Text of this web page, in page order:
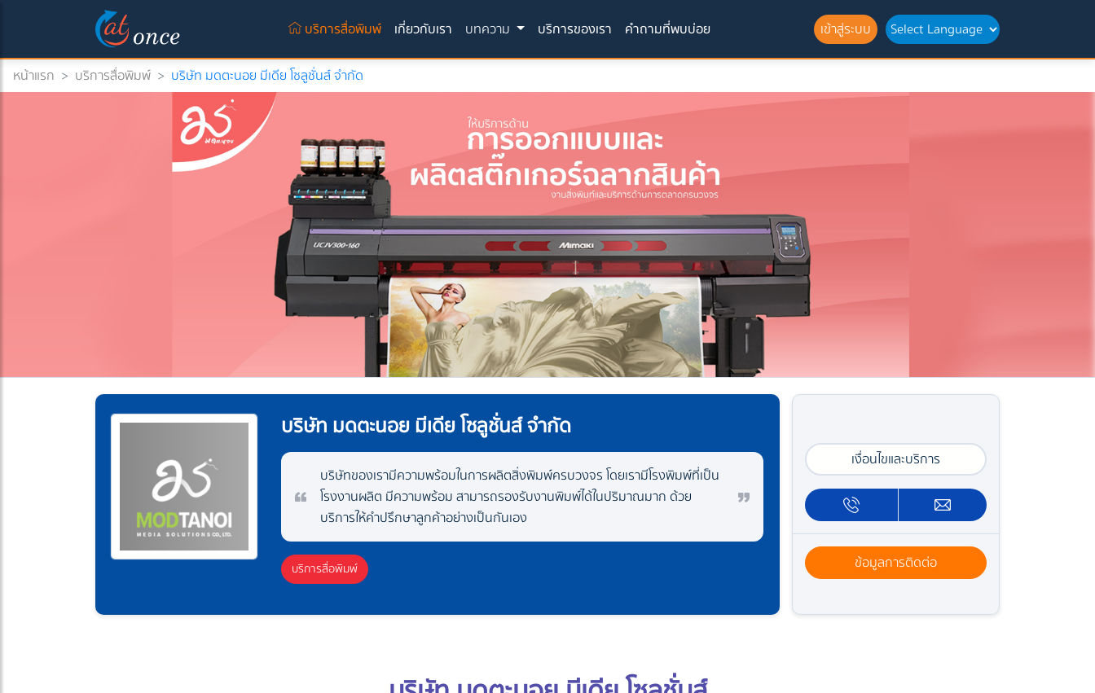
บริการสื่อพิมพ์(current)
เกี่ยวกับเรา บทความ บริการของเรา คำถามที่พบบ่อย เข้าสู่ระบบ
หน้าแรก > บริการสื่อพิมพ์ > บริษัท มดตะนอย มีเดีย โซลูชั่นส์ จำกัด
บริษัท มดตะนอย มีเดีย โซลูชั่นส์ จำกัด
บริษัทของเรามีความพร้อมในการผลิตสิ่งพิมพ์ครบวงจร โดยเรามีโรงพิมพ์ที่เป็น
โรงงานผลิต มีความพร้อม สามารถรองรับงานพิมพ์ได้ในปริมาณมาก ด้วย
บริการให้คำปรึกษาลูกค้าอย่างเป็นกันเอง
บริการสื่อพิมพ์
เงื่อนไขและบริการ
ข้อมูลการติดต่อ